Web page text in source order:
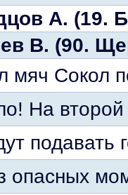
А. (19.
В. (90.
мяч Сокол
На
подавать
опасных